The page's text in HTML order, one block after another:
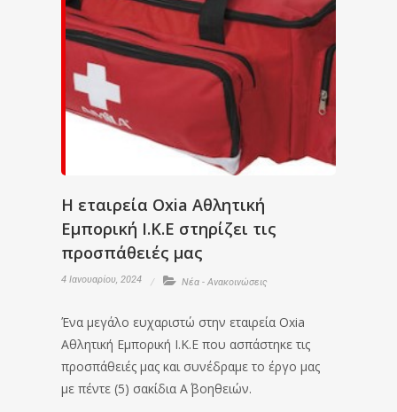
H εταιρεία Oxia Αθλητική
Εμπορική Ι.Κ.Ε στηρίζει τις
προσπάθειές μας
4 Ιανουαρίου, 2024 Νέα - Ανακοινώσεις
Ένα μεγάλο ευχαριστώ στην εταιρεία Oxia
Αθλητική Εμπορική Ι.Κ.Ε που ασπάστηκε τις
προσπάθειές μας και συνέδραμε το έργο μας
με πέντε (5) σακίδια Α΄ βοηθειών.